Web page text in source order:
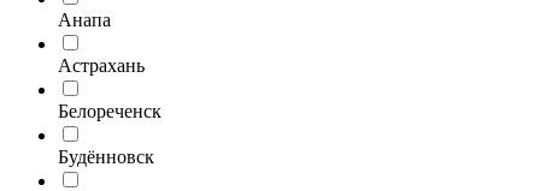
Анапа
Астрахань
Белореченск
Будённовск